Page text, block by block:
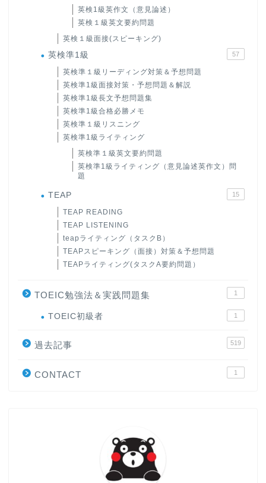
英検1級英作文（意見論述）
英検１級英文要約問題
英検１級面接(スピーキング)
英検準1級 57
英検準１級リーディング対策＆予想問題
英検準1級面接対策・予想問題＆解説
英検準1級長文予想問題集
英検準1級合格必勝メモ
英検準１級リスニング
英検準1級ライティング
英検準１級英文要約問題
英検準1級ライティング（意見論述英作文）問
題
TEAP 15
TEAP READING
TEAP LISTENING
teapライティング（タスクB）
TEAPスピーキング（面接）対策＆予想問題
TEAPライティング(タスクA要約問題）
TOEIC勉強法＆実践問題集 1
TOEIC初級者 1
過去記事 519
CONTACT 1
大学入試英語対策講座
英語名言・格言・カッコい